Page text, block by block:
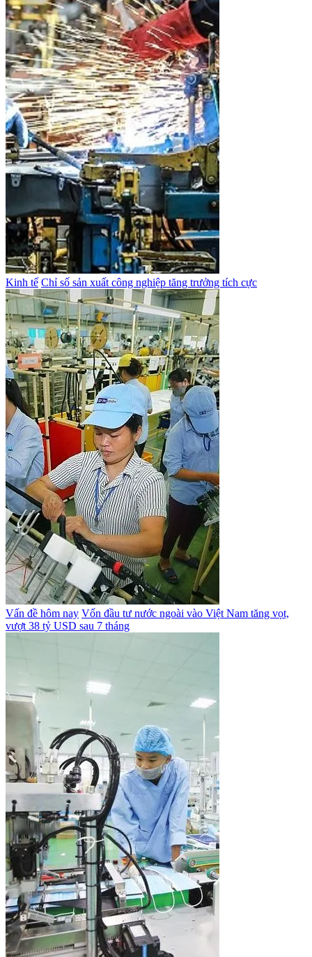
Kinh tế Chỉ số sản xuất công nghiệp tăng trưởng tích cực
Vấn đề hôm nay Vốn đầu tư nước ngoài vào Việt Nam tăng vọt,
vượt 38 tỷ USD sau 7 tháng